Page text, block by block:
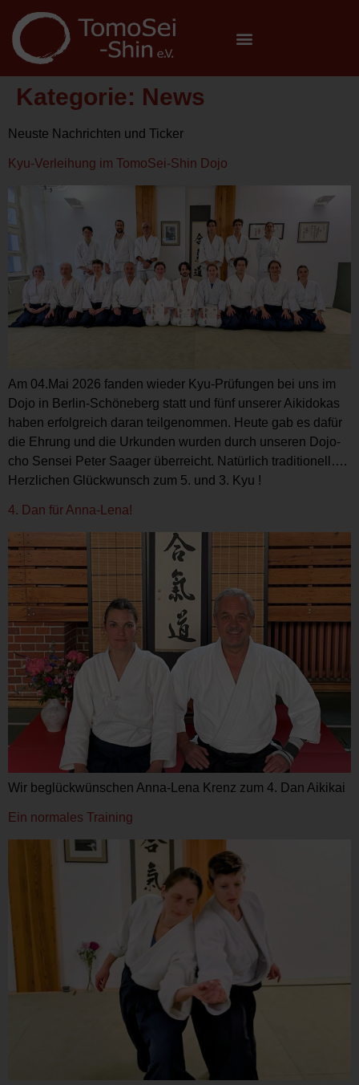
Kategorie: News
Neuste Nachrichten und Ticker
Kyu-Verleihung im TomoSei-Shin Dojo
Am 04.Mai 2026 fanden wieder Kyu-Prüfungen bei uns im
Dojo in Berlin-Schöneberg statt und fünf unserer Aikidokas
haben erfolgreich daran teilgenommen. Heute gab es dafür
die Ehrung und die Urkunden wurden durch unseren Dojo-
cho Sensei Peter Saager überreicht. Natürlich traditionell….
Herzlichen Glückwunsch zum 5. und 3. Kyu !
4. Dan für Anna-Lena!
Wir beglückwünschen Anna-Lena Krenz zum 4. Dan Aikikai
Ein normales Training